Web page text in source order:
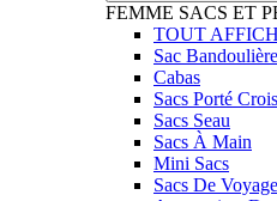
FEMME SACS ET
TOUT
Sac Bandoulière
Cabas
Sacs Porté
Sacs Seau
Sacs À Main
Mini Sacs
Sacs De Voyage